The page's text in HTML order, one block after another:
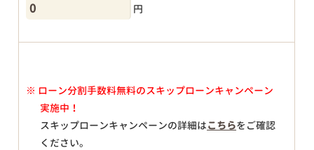
円
※ ローン分割手数料無料のスキップローンキャンペーン
実施中！
スキップローンキャンペーンの詳細はこちらをご確認
ください。